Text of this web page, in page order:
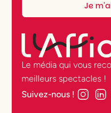
Le média qui vous
meilleurs spectacles !
Suivez-nous !